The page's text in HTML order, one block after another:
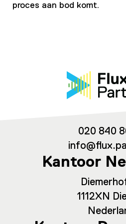
proces aan bod komt.
020 840
Kantoor
1112XN